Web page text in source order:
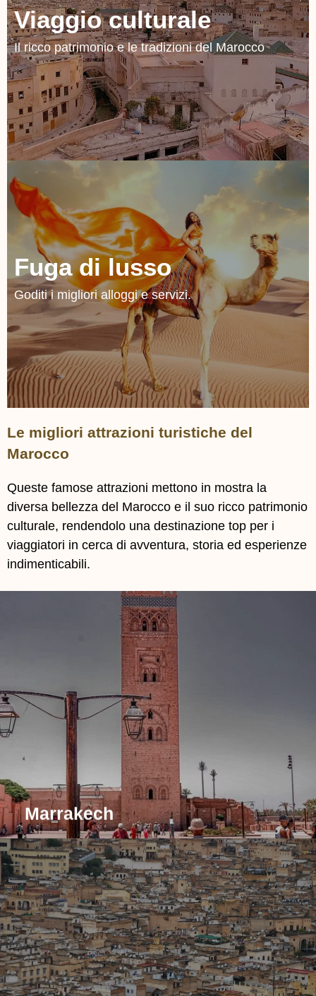
Viaggio culturale
Il ricco patrimonio e le tradizioni del Marocco
Fuga di lusso
Goditi i migliori alloggi e servizi.
Le migliori attrazioni turistiche del
Marocco
Queste famose attrazioni mettono in mostra la
diversa bellezza del Marocco e il suo ricco patrimonio
culturale, rendendolo una destinazione top per i
viaggiatori in cerca di avventura, storia ed esperienze
indimenticabili.
Marrakech
Immergiti nei vivaci souk, nei palazzi storici e negli
splendidi giardini di Marrakech. Visita la famosa piazza
Djemaa el-Fna per vivere un'autentica esperienza
marocchina.
Leggi tutto
Esplora l'antica medina di Fes, patrimonio dell'umanità
dell'UNESCO, e scopri le sue storiche moschee, le
madrase e i vivaci mercati.
Leggi tutto